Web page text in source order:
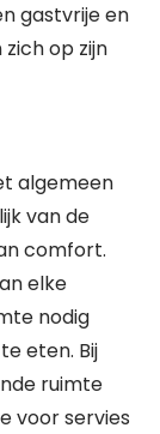
gastvrije en
op zijn
algemeen
van de
comfort.
elke
nodig
eten. Bij
ruimte
voor servies